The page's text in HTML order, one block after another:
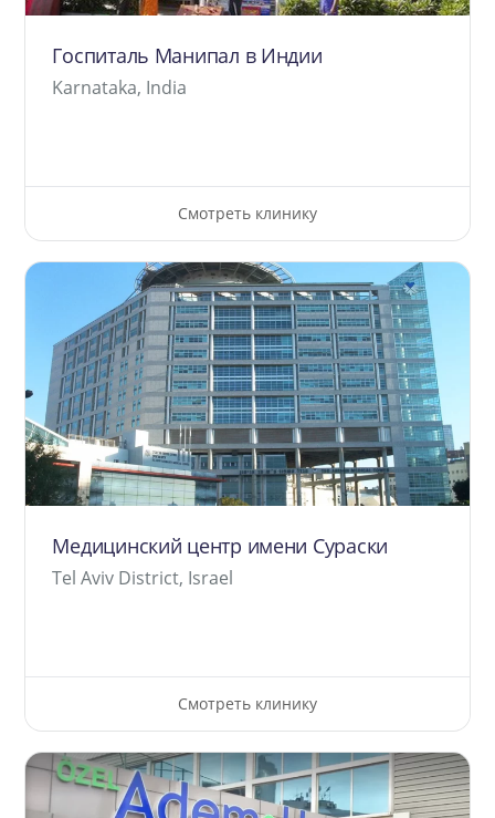
Госпиталь Манипал в Индии
Karnataka, India
Смотреть клинику
Медицинский центр имени Сураски
Tel Aviv District, Israel
Смотреть клинику